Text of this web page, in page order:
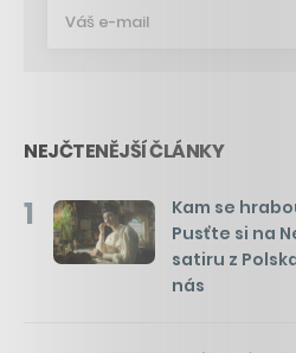
NEJČTENĚJŠÍ ČLÁNKY
1
Kam se
Pusťte si na
satiru z
nás